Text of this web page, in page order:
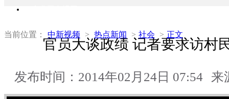
当前位置： 中新视频 > 热点新闻 > 社会 > 正文
官员大谈政绩 记者要求访村
发布时间：2014年02月24日 07:54 来